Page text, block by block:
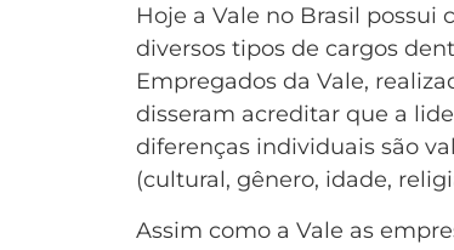
Hoje a Vale no Brasil
diversos tipos de cargos
Empregados da Vale,
disseram acreditar que a
diferenças individuais são
(cultural, gênero, idade,
Assim como a Vale as